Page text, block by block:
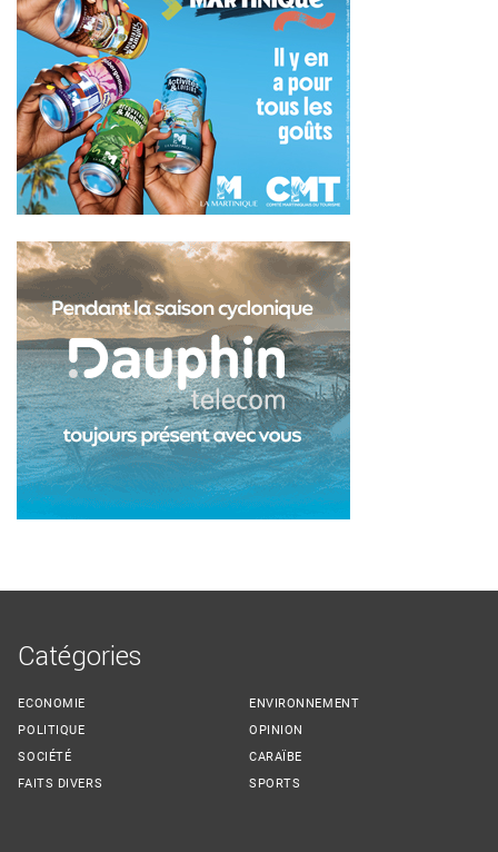
Catégories
ECONOMIE
POLITIQUE
SOCIÉTÉ
FAITS DIVERS
ENVIRONNEMENT
OPINION
CARAÏBE
SPORTS